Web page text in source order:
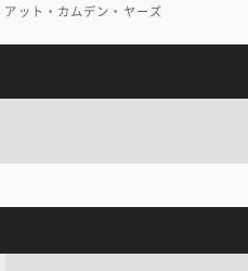
ット・カムデン・ヤーズ